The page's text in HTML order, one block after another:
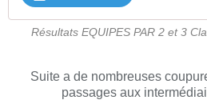
Résultats EQUIPES PAR 2 et 3
Suite a de nombreuses
passages aux